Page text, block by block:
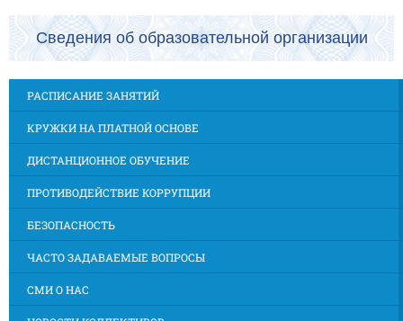
Сведения об образовательной организации
РАСПИСАНИЕ ЗАНЯТИЙ
КРУЖКИ НА ПЛАТНОЙ ОСНОВЕ
ДИСТАНЦИОННОЕ ОБУЧЕНИЕ
ПРОТИВОДЕЙСТВИЕ КОРРУПЦИИ
БЕЗОПАСНОСТЬ
ЧАСТО ЗАДАВАЕМЫЕ ВОПРОСЫ
СМИ О НАС